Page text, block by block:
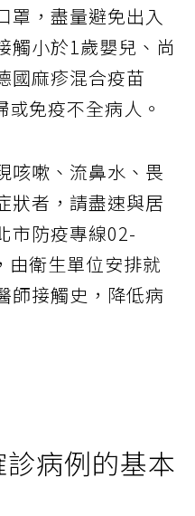
罩，盡量避免出入
觸小於1歲嬰兒、尚
國麻疹混合疫苗
免疫不全病人。
咳嗽、流鼻水、畏
狀者，請盡速與居
市防疫專線02-
衛生單位安排就
師接觸史，降低病
病例的基本